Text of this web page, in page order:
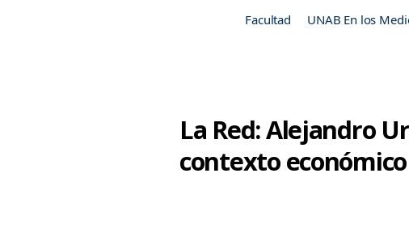
Facultad UNAB En los
La Red: Alejandro
contexto económico